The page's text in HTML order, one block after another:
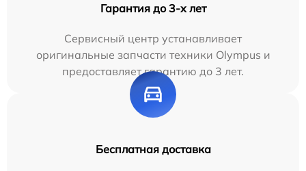
Гарантия до 3-х лет
Сервисный центр устанавливает
оригинальные запчасти техники Olympus и
предоставляет гарантию до 3 лет.
Бесплатная доставка